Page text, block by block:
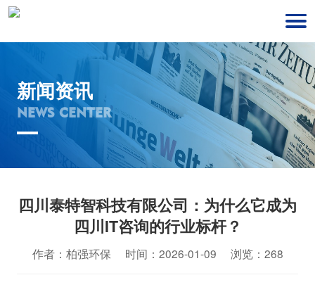
新闻资讯
NEWS CENTER
四川泰特智科技有限公司：为什么它成为
四川IT咨询的行业标杆？
作者：柏强环保 时间：2026-01-09 浏览：268